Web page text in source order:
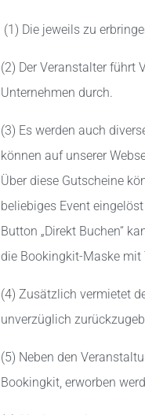
(1) Die jeweils zu
(2) Der Veranstalter führt
Unternehmen durch.
(3) Es werden auch
können auf unserer
Über diese Gutscheine
beliebiges Event
Button „Direkt Buchen“
die Bookingkit-Maske mit
(4) Zusätzlich vermietet
unverzüglich
(5) Neben den
Bookingkit, erworben